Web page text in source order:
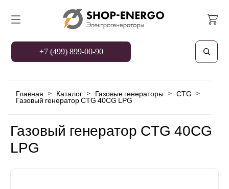
+7 (499) 899-00-90
Главная > Каталог > Газовые генераторы > CTG >
Газовый генератор CTG 40CG LPG
Газовый генератор CTG 40CG
LPG